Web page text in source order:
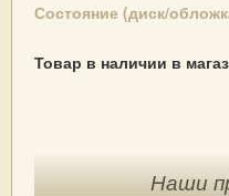
Состояние (диск/
Товар в наличии в
Наши